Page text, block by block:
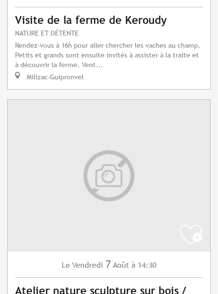
Visite de la ferme de Keroudy
NATURE ET DÉTENTE
Rendez-vous à 16h pour aller chercher les vaches au champ.
Petits et grands sont ensuite invités à assister à la traite et
à découvrir la ferme. Vent...
Milizac-Guipronvel
Le Vendredi 7 Août à 14:30
Atelier nature sculpture sur bois /